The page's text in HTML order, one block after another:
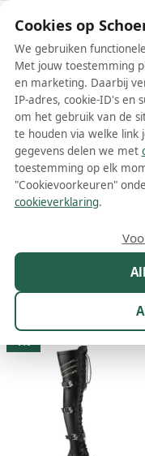
Demonia
Meer lezen
228 resultaten:
1%
Cookies op
We gebruiken
Met jouw toestemming
en marketing. Daarbij
IP-adres, cookie-ID's en
om het gebruik van de
te houden via welke link
gegevens delen we met
toestemming op elk
"Cookievoorkeuren"
cookieverklaring.